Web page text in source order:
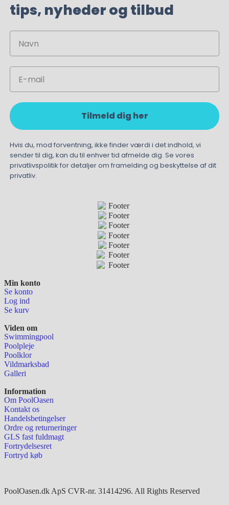
tips, nyheder og tilbud
Tilmeld dig her
Hvis du, mod forventning, ikke finder værdi i det indhold, vi
sender til dig, kan du til enhver tid afmelde dig. Se vores
privatlivspolitik for detaljer om framelding og beskyttelse af dit
privatliv.
Min konto
Se konto
Log ind
Se kurv
Viden om
Swimmingpool
Poolpleje
Poolklor
Vildmarksbad
Galleri
Information
Om PoolOasen
Kontakt os
Handelsbetingelser
Ordre og returneringer
GLS fast fuldmagt
Fortrydelsesret
Fortryd køb
PoolOasen.dk ApS CVR-nr. 31414296. All Rights Reserved